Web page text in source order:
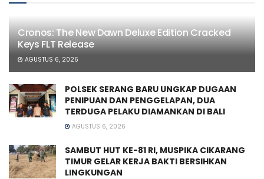
Cronos: The New Dawn Deluxe Edition Cracked
Keys FLT Release
AGUSTUS 6, 2026
POLSEK SERANG BARU UNGKAP DUGAAN
PENIPUAN DAN PENGGELAPAN, DUA
TERDUGA PELAKU DIAMANKAN DI BALI
AGUSTUS 6, 2026
SAMBUT HUT KE-81 RI, MUSPIKA CIKARANG
TIMUR GELAR KERJA BAKTI BERSIHKAN
LINGKUNGAN